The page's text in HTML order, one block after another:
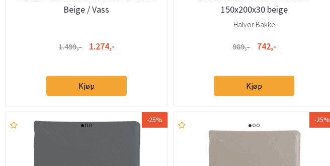
Beige / Vass
1.499,- 1.274,-
Kjøp
150x200x30 beige
Halvor Bakke
989,- 742,-
Kjøp
-25% -25%